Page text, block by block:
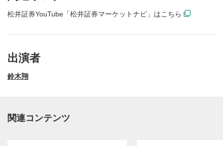
松井証券YouTube「松井証券マーケットナビ」はこちら
出演者
鈴木翔
関連コンテンツ